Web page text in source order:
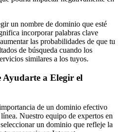
un nombre de dominio que esté
incorporar palabras clave
las probabilidades de que tu
de búsqueda cuando los
similares a los tuyos.
Ayudarte a Elegir el
de un dominio efectivo
Nuestro equipo de expertos en
un dominio que refleje la